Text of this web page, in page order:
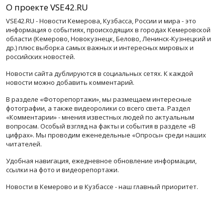
О проекте VSE42.RU
VSE42.RU - Новости Кемерова, Кузбасса, России и мира - это
информация о событиях, происходящих в городах Кемеровской
области (Кемерово, Новокузнецк, Белово, Ленинск-Кузнецкий и
др.) плюс выборка самых важных и интересных мировых и
российских новостей.
Новости сайта дублируются в социальных сетях. К каждой
новости можно добавить комментарий.
В разделе «Фоторепортажи», мы размещаем интересные
фотографии, а также видеоролики со всего света. Раздел
«Комментарии» - мнения известных людей по актуальным
вопросам. Особый взгляд на факты и события в разделе «В
цифрах». Мы проводим еженедельные «Опросы» среди наших
читателей.
Удобная навигация, ежедневное обновление информации,
ссылки на фото и видеорепортажи.
Новости в Кемерово и в Кузбассе - наш главный приоритет.